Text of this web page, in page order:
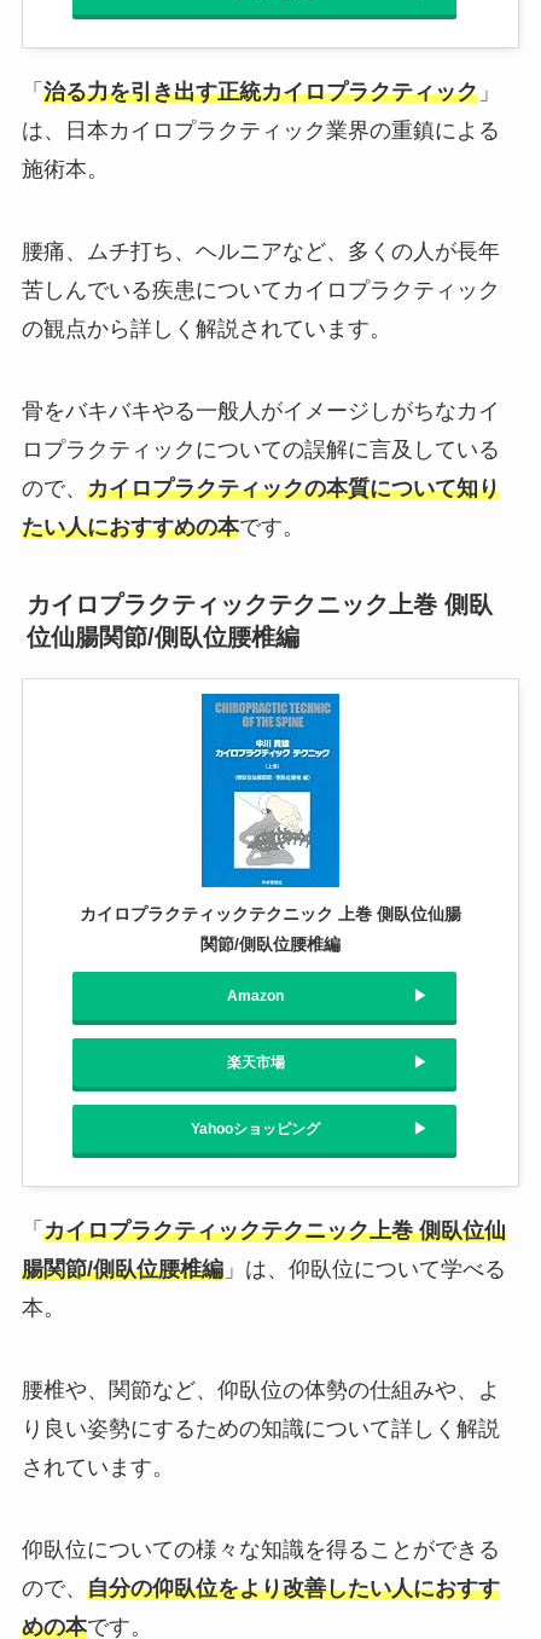
「 治る力を引き出す正統カイロプラクティック」
は、日本カイロプラクティック業界の重鎮による
施術本。
腰痛、ムチ打ち、ヘルニアなど、多くの人が長年
苦しんでいる疾患についてカイロプラクティック
の観点から詳しく解説されています。
骨をバキバキやる一般人がイメージしがちなカイ
ロプラクティックについての誤解に言及している
ので、 カイロプラクティックの本質について知り
たい人におすすめの本です。
カイロプラクティックテクニック上巻 側臥
位仙腸関節/側臥位腰椎編
カイロプラクティックテクニック 上巻 側臥位仙腸
関節/側臥位腰椎編
Amazon
楽天市場
Yahooショッピング
「 カイロプラクティックテクニック上巻 側臥位仙
腸関節/側臥位腰椎編」は、仰臥位について学べる
本。
腰椎や、関節など、仰臥位の体勢の仕組みや、よ
り良い姿勢にするための知識について詳しく解説
されています。
仰臥位についての様々な知識を得ることができる
ので、 自分の仰臥位をより改善したい人におすす
めの本です。